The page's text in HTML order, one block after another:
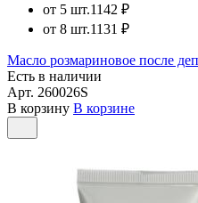
от 5 шт.1142 ₽
от 8 шт.1131 ₽
Масло розмариновое после
Есть в наличии
Арт. 260026S
В корзину В корзине